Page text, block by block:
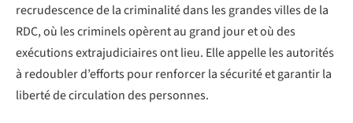
recrudescence de la criminalité dans les grandes villes de la
RDC, où les criminels opèrent au grand jour et où des
exécutions extrajudiciaires ont lieu. Elle appelle les autorités
à redoubler d’efforts pour renforcer la sécurité et garantir la
liberté de circulation des personnes.